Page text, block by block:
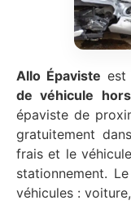
Allo Épaviste est
de véhicule hors
épaviste de
gratuitement
frais et le
stationnement.
véhicules :